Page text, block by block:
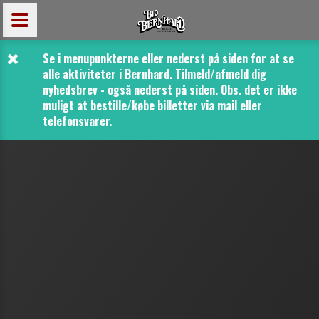
Se i menupunkterne eller nederst på siden for at se
alle aktiviteter i Bernhard. Tilmeld/afmeld dig
nyhedsbrev - også nederst på siden. Obs. det er ikke
muligt at bestille/købe billetter via mail eller
telefonsvarer.